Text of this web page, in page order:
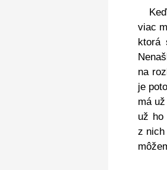
viac
ktorá
na
je
má
už ho
z nich